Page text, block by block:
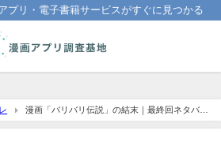
プリ・電子書籍サービスがすぐに見つかる
漫画「バリバリ伝説」の結末｜最終回ネタバレ